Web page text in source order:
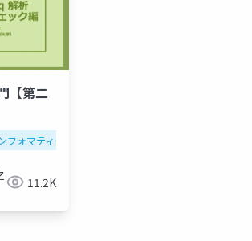
【第二
フォマティクス
11.2K